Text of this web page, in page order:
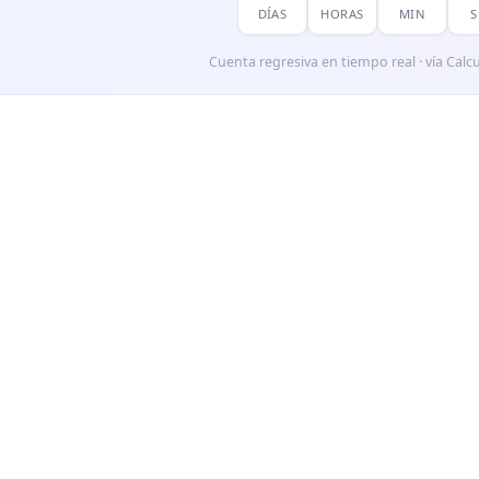
DÍAS HORAS MIN
Cuenta regresiva en tiempo real · vía